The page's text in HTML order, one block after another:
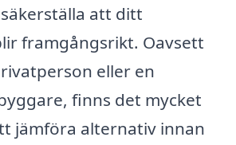
att ditt
framgångsrikt. Oavsett
eller en
finns det mycket
jämföra alternativ innan